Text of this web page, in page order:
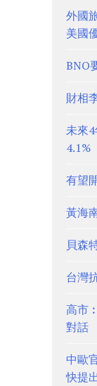
外國
美國
BNO
財相
未來
4.1%
有望
黃海
貝森
台灣
高市
對話
中歐
快提